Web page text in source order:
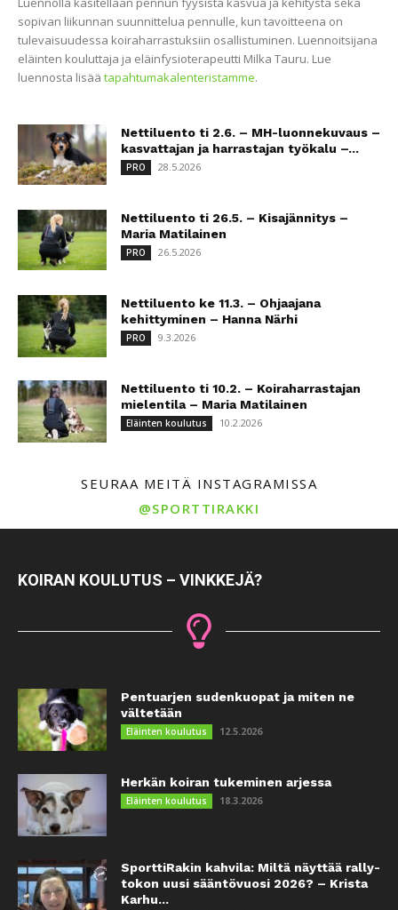
sopivan liikunnan suunnittelua pennulle, kun tavoitteena on
tulevaisuudessa koiraharrastuksiin osallistuminen. Luennoitsijana
eläinten kouluttaja ja eläinfysioterapeutti Milka Tauru. Lue
luennosta lisää tapahtumakalenteristamme.
Nettiluento ti 2.6. – MH-luonnekuvaus –
kasvattajan ja harrastajan työkalu –...
PRO 28.5.2026
Nettiluento ti 26.5. – Kisajännitys –
Maria Matilainen
PRO 26.5.2026
Nettiluento ke 11.3. – Ohjaajana
kehittyminen – Hanna Närhi
PRO 9.3.2026
Nettiluento ti 10.2. – Koiraharrastajan
mielentila – Maria Matilainen
Eläinten koulutus 10.2.2026
SEURAA MEITÄ INSTAGRAMISSA
@SPORTTIRAKKI
KOIRAN KOULUTUS – VINKKEJÄ?
Pentuarjen sudenkuopat ja miten ne
vältetään
Eläinten koulutus 12.5.2026
Herkän koiran tukeminen arjessa
Eläinten koulutus 18.3.2026
SporttiRakin kahvila: Miltä näyttää rally-
tokon uusi sääntövuosi 2026? – Krista
Karhu...